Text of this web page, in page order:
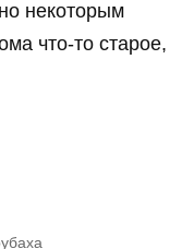
некоторым
что-то старое,